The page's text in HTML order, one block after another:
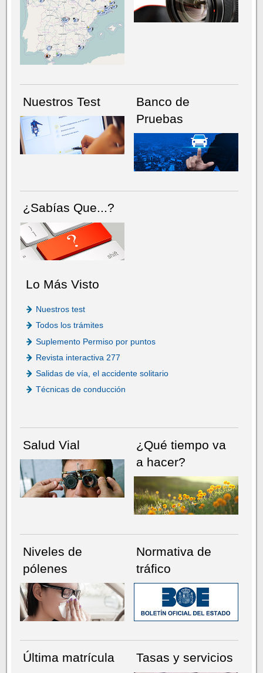
NÚMERO ACTUALHEMEROTECA
Nuestros Test
Banco de
Pruebas
¿Sabías Que...?
Lo Más Visto
Nuestros test
Todos los trámites
Suplemento Permiso por puntos
Revista interactiva 277
Salidas de vía, el accidente solitario
Técnicas de conducción
Salud Vial
¿Qué tiempo va
a hacer?
Niveles de
pólenes
Normativa de
tráfico
Última matrícula
Tasas y servicios